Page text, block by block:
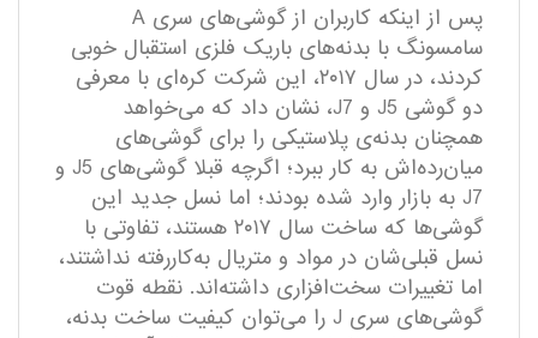
پس از اینکه کاربران از گوشی‌های سری A
سامسونگ با بدنه‌های باریک فلزی استقبال خوبی
کردند، در سال ۲۰۱۷، این شرکت کره‌ای با معرفی
دو گوشی J5 و J7، نشان داد که می‌خواهد
همچنان بدنه‌ی پلاستیکی را برای گوشی‌های
میان‌رده‌اش به کار ببرد؛ اگرچه قبلا گوشی‌های J5 و
J7 به بازار وارد شده بودند؛ اما نسل جدید این
گوشی‌ها که ساخت سال ۲۰۱۷ هستند، تفاوتی با
نسل قبلی‌شان در مواد و متریال به‌کار‌رفته نداشتند،
اما تغییرات سخت‌افزاری داشته‌اند. نقطه قوت
گوشی‌های سری J را می‌توان کیفیت ساخت بدنه،